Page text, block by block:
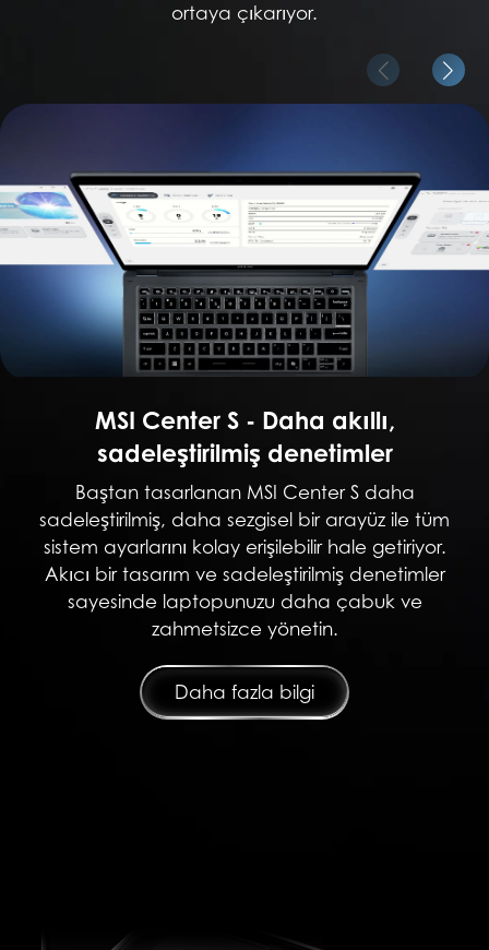
ortaya çıkarıyor.
MSI Center S - Daha akıllı,
sadeleştirilmiş denetimler
Baştan tasarlanan MSI Center S daha
sadeleştirilmiş, daha sezgisel bir arayüz ile tüm
sistem ayarlarını kolay erişilebilir hale getiriyor.
Akıcı bir tasarım ve sadeleştirilmiş denetimler
sayesinde laptopunuzu daha çabuk ve
zahmetsizce yönetin.
Daha fazla bilgi